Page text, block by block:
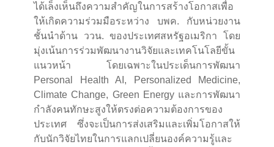
ได้เล็งเห็นถึงความสำคัญในการสร้างโอกาสเพื่อ
ให้เกิดความร่วมมือระหว่าง บพค. กับหน่วยงาน
ชั้นนำด้าน ววน. ของประเทศสหรัฐอเมริกา โดย
มุ่งเน้นการร่วมพัฒนางานวิจัยและเทคโนโลยีขั้น
แนวหน้า โดยเฉพาะในประเด็นการพัฒนา
Personal Health AI, Personalized Medicine,
Climate Change, Green Energy และการพัฒนา
กำลังคนทักษะสูงให้ตรงต่อความต้องการของ
ประเทศ ซึ่งจะเป็นการส่งเสริมและเพิ่มโอกาสให้
กับนักวิจัยไทยในการแลกเปลี่ยนองค์ความรู้และ